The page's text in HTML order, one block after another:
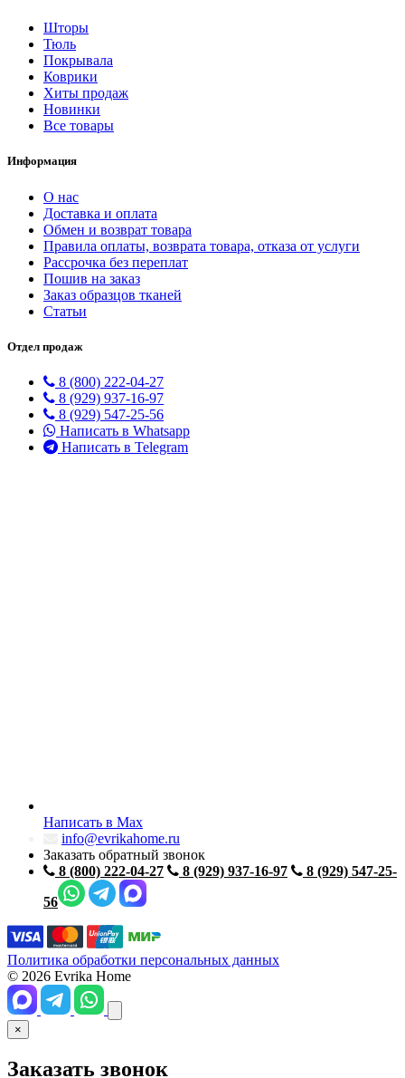
Шторы
Тюль
Покрывала
Коврики
Хиты продаж
Новинки
Все товары
Информация
О нас
Доставка и оплата
Обмен и возврат товара
Правила оплаты, возврата товара, отказа от услуги
Рассрочка без переплат
Пошив на заказ
Заказ образцов тканей
Статьи
Отдел продаж
8 (800) 222-04-27
8 (929) 937-16-97
8 (929) 547-25-56
Написать в Whatsapp
Написать в Telegram
Написать в Max
info@evrikahome.ru
Заказать обратный звонок
8 (800) 222-04-27
8 (929) 937-16-97
8 (929) 547-25-
56
Политика обработки персональных данных
© 2026 Evrika Home
×
Заказать звонок